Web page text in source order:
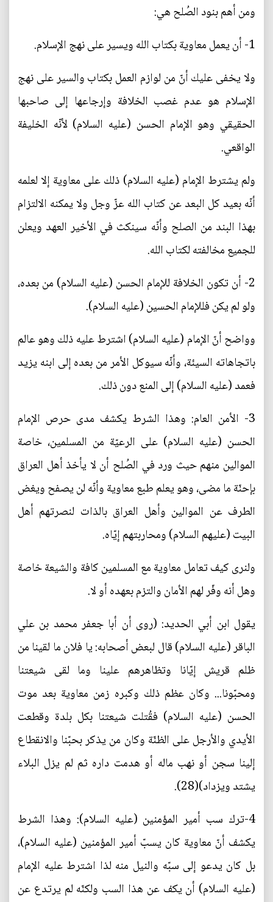
ومن أهم بنود الصُلح هي:
1- أن يعمل معاوية بكتاب الله ويسير على نهج الإسلام.
ولا يخفى عليك أنّ من لوازم العمل بكتاب والسير على نهج
الإسلام هو عدم غصب الخلافة وإرجاعها إلى صاحبها
الحقيقي وهو الإمام الحسن (عليه السلام) لأنّه الخليفة
الواقعي.
ولم يشترط الإمام (عليه السلام) ذلك على معاوية إلا لعلمه
أنّه بعيد كل البعد عن كتاب الله عزّ وجل ولا يمكنه الالتزام
بهذا البند من الصلح وأنّه سينكث في الأخير العهد ويعلن
للجميع مخالفته لكتاب الله.
2- أن تكون الخلافة للإمام الحسن (عليه السلام) من بعده،
ولو لم يكن فللإمام الحسين (عليه السلام).
وواضح أنّ الإمام (عليه السلام) اشترط عليه ذلك وهو عالم
باتجاهاته السيئة، وأنّه سيوكل الأمر من بعده إلى ابنه يزيد
فعمد (عليه السلام) إلى المنع دون ذلك.
3- الأمن العام: وهذا الشرط يكشف مدى حرص الإمام
الحسن (عليه السلام) على الرعيّة من المسلمين، خاصة
الموالين منهم حيث ورد في الصُلح أن لا يأخذ أهل العراق
بإحنّة ما مضى، وهو يعلم طبع معاوية وأنّه لن يصفح ويغض
الطرف عن الموالين وأهل العراق بالذات لنصرتهم أهل
البيت (عليهم السلام) ومحاربتهم إيّاه.
ولنرى كيف تعامل معاوية مع المسلمين كافة والشيعة خاصة
وهل أنه وفّر لهم الأمان والتزم بعهده أو لا.
يقول ابن أبي الحديد: (روى أن أبا جعفر محمد بن علي
الباقر (عليه السلام) قال لبعض أصحابه: يا فلان ما لقينا من
ظلم قريش إيّانا وتظاهرهم علينا وما لقى شيعتنا
ومحبّونا... وكان عظم ذلك وكبره زمن معاوية بعد موت
الحسن (عليه السلام) فقُتلت شيعتنا بكل بلدة وقطعت
الأيدي والأرجل على الظنّة وكان من يذكر بحبّنا والانقطاع
إلينا سجن أو نهب ماله أو هدمت داره ثم لم يزل البلاء
يشتد ويزداد)(28).
4-ترك سب أمير المؤمنين (عليه السلام): وهذا الشرط
يكشف أنّ معاوية كان يسبّ أمير المؤمنين (عليه السلام)،
بل كان يدعو إلى سبّه والنيل منه لذا اشترط عليه الإمام
(عليه السلام) أن يكف عن هذا السب ولكنّه لم يرتدع عن